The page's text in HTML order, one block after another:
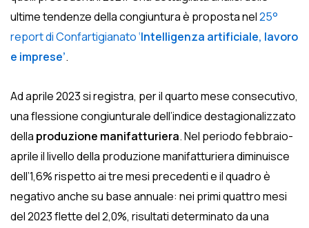
ultime tendenze della congiuntura è proposta nel25°
report di Confartigianato ‘Intelligenza artificiale, lavoro
e imprese’.
Ad aprile 2023 si registra, per il quarto mese consecutivo,
una flessione congiunturale dell’indice destagionalizzato
della produzione manifatturiera. Nel periodo febbraio-
aprile il livello della produzione manifatturiera diminuisce
dell’1,6% rispetto ai tre mesi precedenti e il quadro è
negativo anche su base annuale: nei primi quattro mesi
del 2023 flette del 2,0%, risultati determinato da una